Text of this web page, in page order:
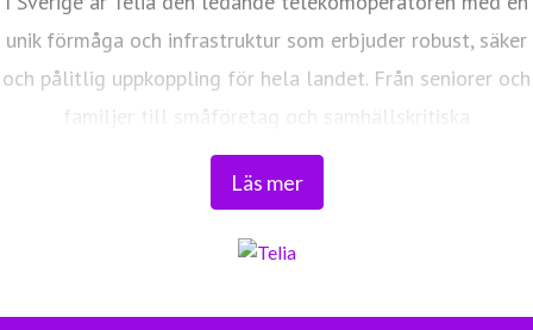
Läs mer
unik förmåga och infrastruktur som erbjuder robust, säker
och pålitlig uppkoppling för hela landet. Från seniorer och
familjer till småföretag och samhällskritiska
verksamheter. Vi möjliggör digitaliseringens kraft i
vardagen och är en del av Sveriges totalförsvar. Med
transportnätet och ett mobilnät i världsklass skapar vi en